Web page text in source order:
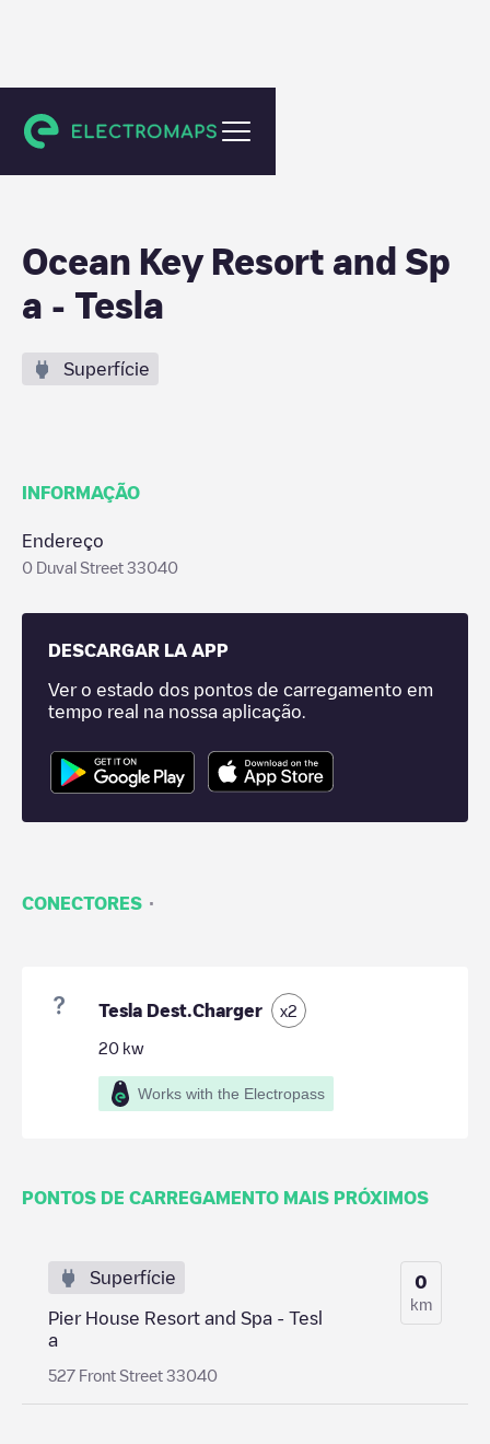
Key West
Ocean Key Resort and Sp
a - Tesla
Superfície
INFORMAÇÃO
Endereço
0 Duval Street 33040
DESCARGAR LA APP
Ver o estado dos pontos de carregamento em
tempo real na nossa aplicação.
CONECTORES ·
Tesla Dest.Charger x2
20 kw
Works with the Electropass
PONTOS DE CARREGAMENTO MAIS PRÓXIMOS
Superfície
Pier House Resort and Spa - Tesl
a
527 Front Street 33040
0
km